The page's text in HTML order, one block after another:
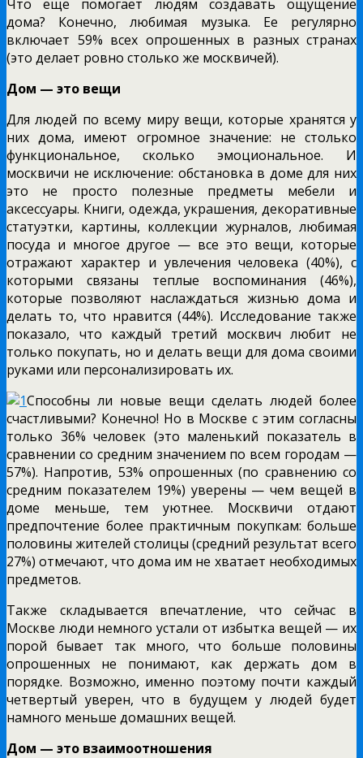
Что еще помогает людям создавать ощущение
дома? Конечно, любимая музыка. Ее регулярно
включает 59% всех опрошенных в разных странах
(это делает ровно столько же москвичей).
Дом — это вещи
Для людей по всему миру вещи, которые хранятся у
них дома, имеют огромное значение: не столько
функциональное, сколько эмоциональное. И
москвичи не исключение: обстановка в доме для них
это не просто полезные предметы мебели и
аксессуары. Книги, одежда, украшения, декоративные
статуэтки, картины, коллекции журналов, любимая
посуда и многое другое — все это вещи, которые
отражают характер и увлечения человека (40%), с
которыми связаны теплые воспоминания (46%),
которые позволяют наслаждаться жизнью дома и
делать то, что нравится (44%). Исследование также
показало, что каждый третий москвич любит не
только покупать, но и делать вещи для дома своими
руками или персонализировать их.
Способны ли новые вещи сделать людей более
счастливыми? Конечно! Но в Москве с этим согласны
только 36% человек (это маленький показатель в
сравнении со средним значением по всем городам —
57%). Напротив, 53% опрошенных (по сравнению со
средним показателем 19%) уверены — чем вещей в
доме меньше, тем уютнее. Москвичи отдают
предпочтение более практичным покупкам: больше
половины жителей столицы (средний результат всего
27%) отмечают, что дома им не хватает необходимых
предметов.
Также складывается впечатление, что сейчас в
Москве люди немного устали от избытка вещей — их
порой бывает так много, что больше половины
опрошенных не понимают, как держать дом в
порядке. Возможно, именно поэтому почти каждый
четвертый уверен, что в будущем у людей будет
намного меньше домашних вещей.
Дом — это взаимоотношения